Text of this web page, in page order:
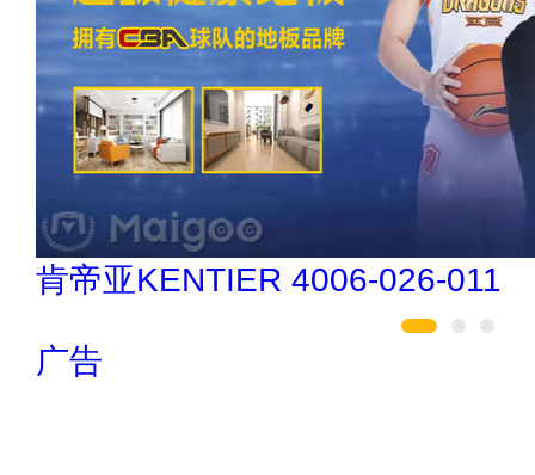
如鱼得水高端窗帘 4008-2614-88
广告